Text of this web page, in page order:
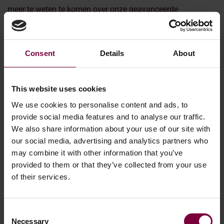
Consent Details About
This website uses cookies
We use cookies to personalise content and ads, to
provide social media features and to analyse our traffic.
We also share information about your use of our site with
our social media, advertising and analytics partners who
may combine it with other information that you’ve
provided to them or that they’ve collected from your use
of their services.
Necessary
meer te weten te komen over onze geavanceerde
oplossingen.
Wheel Restore demonstreerde duurzame oplossingen
repareren van lichtmetalen velgen en spuitcabines.
Ons HBC-systeem presenteert energiebesparende
verfcabines die het energieverbruik tot 96% verlagen en
schadelijke emissies drastisch verminderen.
Deze innovaties helpen werkplaatsen om
milieuvriendelijke praktijken toe te passen, kosten te